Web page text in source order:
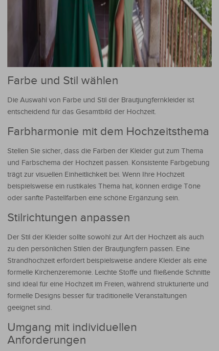
Farbe und Stil wählen
Die Auswahl von Farbe und Stil der Brautjungfernkleider ist
entscheidend für das Gesamtbild der Hochzeit.
Farbharmonie mit dem Hochzeitsthema
Stellen Sie sicher, dass die Farben der Kleider gut zum Thema
und Farbschema der Hochzeit passen. Konsistente Farbgebung
trägt zur visuellen Einheitlichkeit bei. Wenn Ihre Hochzeit
beispielsweise ein rustikales Thema hat, können erdige Töne
oder sanfte Pastellfarben eine schöne Ergänzung sein.
Stilrichtungen anpassen
Der Stil der Kleider sollte sowohl zur Art der Hochzeit als auch
zu den persönlichen Stilen der Brautjungfern passen. Eine
Strandhochzeit erfordert beispielsweise andere Kleider als eine
formelle Kirchenzeremonie. Leichte Stoffe und fließende Schnitte
sind ideal für eine Hochzeit im Freien, während strukturierte und
formelle Designs besser für traditionelle Veranstaltungen
geeignet sind.
Umgang mit individuellen
Anforderungen